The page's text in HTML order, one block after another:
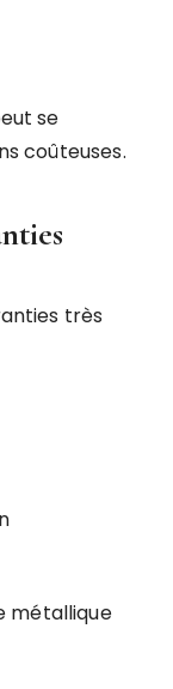
se
coûteuses.
très
métallique